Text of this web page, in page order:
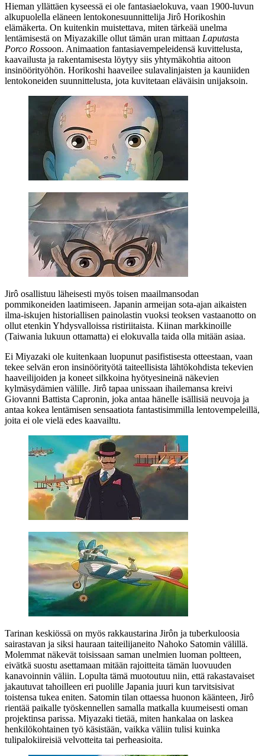
Hieman yllättäen kyseessä ei ole fantasiaelokuva, vaan 1900‑luvun
alkupuolella eläneen lentokonesuunnittelija Jirô Horikoshin
elämäkerta. On kuitenkin muistettava, miten tärkeää unelma
lentämisestä on Miyazakille ollut tämän uran mittaan Laputasta
Porco Rossoon. Animaation fantasiavempeleidensä kuvittelusta,
kaavailusta ja rakentamisesta löytyy siis yhtymäkohtia aitoon
insinöörityöhön. Horikoshi haaveilee sulavalinjaisten ja kauniiden
lentokoneiden suunnittelusta, jota kuvitetaan eläväisin unijaksoin.
Jirô osallistuu läheisesti myös toisen maailmansodan
pommikoneiden laatimiseen. Japanin armeijan sota-ajan aikaisten
ilma-iskujen historiallisen painolastin vuoksi teoksen vastaanotto on
ollut etenkin Yhdysvalloissa ristiriitaista. Kiinan markkinoille
(Taiwania lukuun ottamatta) ei elokuvalla taida olla mitään asiaa.
Ei Miyazaki ole kuitenkaan luopunut pasifistisesta otteestaan, vaan
tekee selvän eron insinöörityötä taiteellisista lähtökohdista tekevien
haaveilijoiden ja koneet silkkoina hyötyesineinä näkevien
kylmäsydämien välille. Jirô tapaa unissaan ihailemansa kreivi
Giovanni Battista Capronin, joka antaa hänelle isällisiä neuvoja ja
antaa kokea lentämisen sensaatiota fantastisimmilla lentovempeleillä,
joita ei ole vielä edes kaavailtu.
Tarinan keskiössä on myös rakkaustarina Jirôn ja tuberkuloosia
sairastavan ja siksi hauraan taiteilijaneito Nahoko Satomin välillä.
Molemmat näkevät toisissaan saman unelmien luoman poltteen,
eivätkä suostu asettamaan mitään rajoitteita tämän luovuuden
kanavoinnin väliin. Lopulta tämä muotoutuu niin, että rakastavaiset
jakautuvat tahoilleen eri puolille Japania juuri kun tarvitsisivat
toistensa tukea eniten. Satomin tilan ottaessa huonon käänteen, Jirô
rientää paikalle työskennellen samalla matkalla kuumeisesti oman
projektinsa parissa. Miyazaki tietää, miten hankalaa on laskea
henkilökohtainen työ käsistään, vaikka väliin tulisi kuinka
tulipalokiireisiä velvotteita tai perheasioita.